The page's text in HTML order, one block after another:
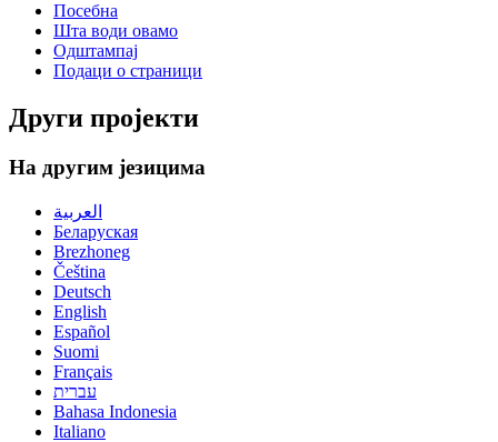
Посебна
Шта води овамо
Одштампај
Подаци о страници
Други пројекти
На другим језицима
العربية
Беларуская
Brezhoneg
Čeština
Deutsch
English
Español
Suomi
Français
עברית
Bahasa Indonesia
Italiano